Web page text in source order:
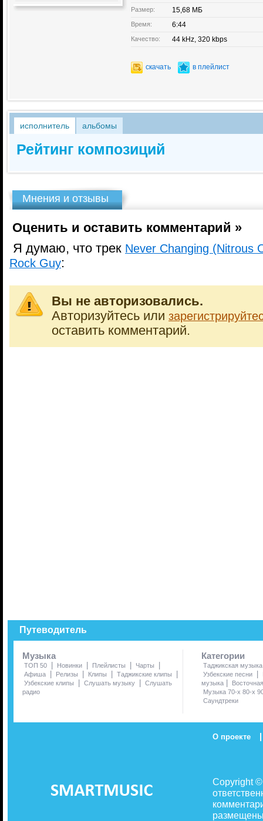
Размер: 15,68 МБ
Время: 6:44
Качество: 44 kHz, 320 kbps
скачать в плейлист
исполнитель альбомы
Рейтинг композиций
Мнения и отзывы
Оценить и оставить комментарий »
Я думаю, что трек Never Changing (Nitrous
Rock Guy:
Вы не авторизовались.
Авторизуйтесь или
оставить комментарий.
Путеводитель
Музыка
ТОП 50 | Новинки | Плейлисты | Чарты |
Афиша | Релизы | Клипы | Таджикские клипы |
Узбекские клипы | Слушать музыку | Слушать
радио
Категории
Таджикская музыка
Узбекские песни
|
музыка |
Музыка 70-х 80-х
Саундтреки
О проекте |
Copyright
размещены